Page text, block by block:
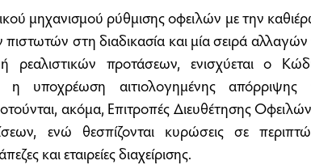
μηχανισμού ρύθμισης οφειλών με την
στη διαδικασία και μία σειρά
προτάσεων, ενισχύεται ο
η υποχρέωση αιτιολογημένης απόρριψης
ακόμα, Επιτροπές Διευθέτησης
ενώ θεσπίζονται κυρώσεις σε
και εταιρείες διαχείρισης.